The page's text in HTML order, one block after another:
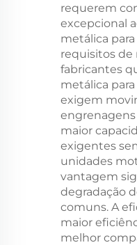
requerem
excepcional
metálica
requisitos de
fabricantes
metálica
exigem
maior
exigentes
unidades
vantagem
degradação
comuns. A
maior
melhor